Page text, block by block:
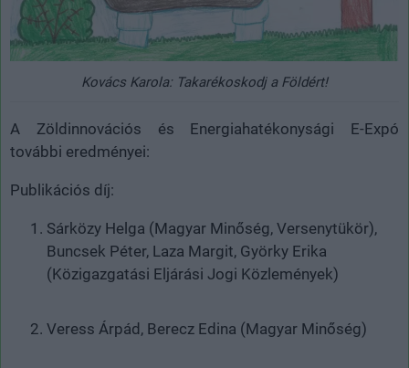
Kovács Karola: Takarékoskodj a Földért!
A Zöldinnovációs és Energiahatékonysági E-Expó
további eredményei:
Publikációs díj:
Sárközy Helga (Magyar Minőség, Versenytükör),
Buncsek Péter, Laza Margit, Györky Erika
(Közigazgatási Eljárási Jogi Közlemények)
Veress Árpád, Berecz Edina (Magyar Minőség)